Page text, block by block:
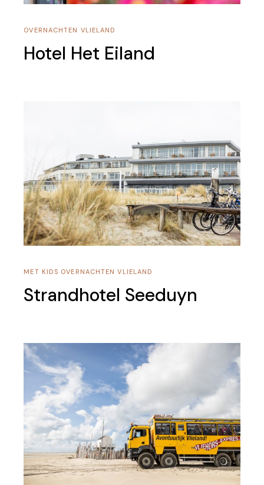
OVERNACHTEN VLIELAND
Hotel Het Eiland
MET KIDS OVERNACHTENVLIELAND
Strandhotel Seeduyn